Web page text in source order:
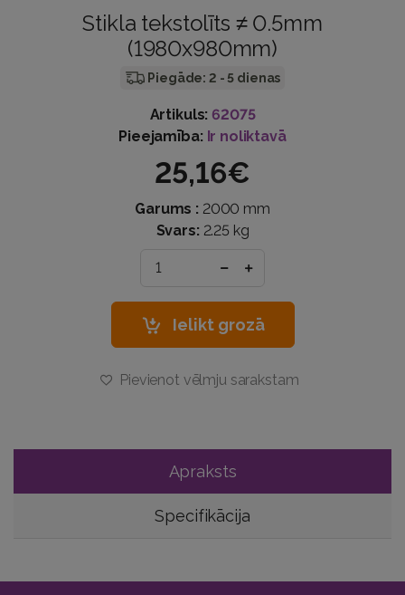
Stikla tekstolīts ≠ 0.5mm
(1980x980mm)
Piegāde: 2 - 5 dienas
Artikuls: 62075
Pieejamība: Ir noliktavā
25,16€
Garums : 2000 mm
Svars: 2.25 kg
Ielikt grozā
Pievienot vēlmju sarakstam
Apraksts
Specifikācija